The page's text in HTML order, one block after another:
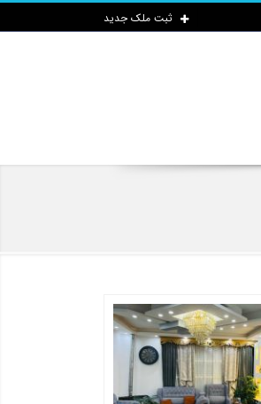
ثبت ملک جدید